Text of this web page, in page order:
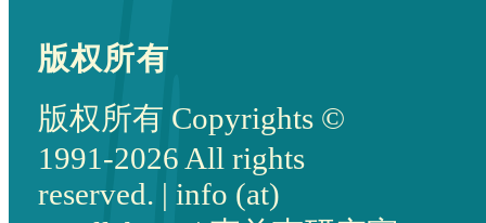
版权所有
版权所有 Copyrights ©
1991-2026 All rights
reserved. | info (at)